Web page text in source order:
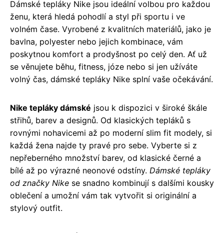
Dámské tepláky Nike jsou ideální volbou pro každou
ženu, která hledá pohodlí a styl při sportu i ve
volném čase. Vyrobené z kvalitních materiálů, jako je
bavlna, polyester nebo jejich kombinace, vám
poskytnou komfort a prodyšnost po celý den. Ať už
se věnujete běhu, fitness, józe nebo si jen užíváte
volný čas, dámské tepláky Nike splní vaše očekávání.
Nike tepláky dámské jsou k dispozici v široké škále
střihů, barev a designů. Od klasických tepláků s
rovnými nohavicemi až po moderní slim fit modely, si
každá žena najde ty pravé pro sebe. Vyberte si z
nepřeberného množství barev, od klasické černé a
bílé až po výrazné neonové odstíny. Dámské tepláky
od značky Nike se snadno kombinují s dalšími kousky
oblečení a umožní vám tak vytvořit si originální a
stylový outfit.